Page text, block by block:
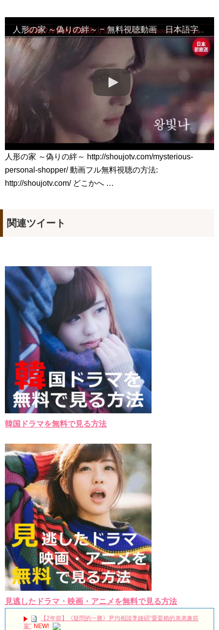
言葉に気をつけて。韓国語では？#黄金色の私の人生 #シンヘソ
ン #その冬風が吹く#황금빛내인생 #신혜선 #그겨울바람이분다
#MyGoldenLife #ShinHyeSun NEW!
👨‍⚕️낭만닥터 김사부 VS 돈이 필요한 의사 안효섭👨‍⚕️ 치고받다 정
드는 남남케미💗 #낭만닥터김사부2 #모았캐치
🎧 Warzone – 신원호 (SHIN WONHO)
NEW!
어서 와 서울은 처음이지? 전소민 편 | 톱스타유백이
「違う（ちがう）・異なる」を韓国語では？「다르다（タル
ダ）」の意味・使い方について
について
「退屈だ・暇だ」を韓国語では？「심심하다（シムシマダ）」
の意味・使い方について
■韓国ドラマ『キング～Two Hearts』予告動画（日本語字幕）
yoon kyun sang
HSF(126)-윤균상 서울숲 벤치 (YUN Kyunsang)(4)September::
Healing in Seoul Forest (서울숲)
yoon kyun sang
ユン・ギュンサン主演「潜入弁護人」第1回特別公開！
ハン・ヘジン 한혜진 – (선공개) 강남 3대 얼짱 출신 &#39;한혜진
ハン・ヘジン 한혜진 – Still We (여전히 우리는)
キム・テヒの弟イ・ワン♥イ・ボミ、今日（28日）結婚……
「ライフ・ オン・ マーズ」2019年11月2日TSUTAYAにて先行
レンタル開始！
(ENG SUB) Behind The Scene Hyun Bin 현빈❤️ 손예진 Son Ye
Jin-Crash Landing On You/ヒョンビン❤️ソンイェジン / エンジョイ❕
ユン・ギュンサン、番組にも登場した愛猫が急死…イ・ソンギ
ョンら同僚芸能人から慰めの言葉が続々 – Taka News
キム・レウォンの影絵遊び！？「黒騎士～永遠の約束～」メイ
キングを一部公開（DVD-SET2特典映像より）
「まず熱く掃除せよ」女優キム・ユジョン、「健康がとても回
復…痩せたのはソン・ジェリムのせい!? 」 (11/26)
【裏芸能】キムユジョンの熱愛彼氏はあの大物俳優
キム・ユジョン、美しいセルフショットで近況を伝える“会いた
いでしょ？” Big News TV
キム・ユジョン、新ドラマ「まず熱く掃除せよ」に出演確
定…“台本を見た瞬間惹かれた” 20180123
幻の王女チャミョンゴ エンディング
[Fan MV]七日の王妃(7일의 왕비)OST – 정기고 (Junggigo) – 그
리고 그려도 (Miss You In My Heart)
俳優カン・ギヨン、突然の熱愛宣言…「キム秘書がなぜそう
か」出演で話題 Big News TV
Powered by livedoor 相互RSS
人形の家 ～偽りの絆～ – 無料視聴動画 日本語字幕
人形の家 ～偽りの絆～ http://shoujotv.com/mysterious-
personal-shopper/ 動画フル無料視聴の方法:
http://shoujotv.com/ どこかへ …
関連ツイート
韓国ドラマを無料で見る方法
見逃したドラマ・映画・アニメを無料で見る方法
【2年前】《疑問的一勝》尹均相談李鍾碩“愛耍賴的弟弟兼前
輩” NEW!